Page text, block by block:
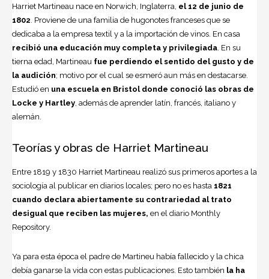
Harriet Martineau nace en Norwich, Inglaterra, el 12 de junio de
1802. Proviene de una familia de hugonotes franceses que se
dedicaba a la empresa textil y a la importación de vinos. En casa
recibió una educación muy completa y privilegiada. En su
tierna edad, Martineau fue perdiendo el sentido del gusto y de
la audición; motivo por el cual se esmeró aun más en destacarse.
Estudió en una escuela en Bristol donde conoció las obras de
Locke y Hartley, además de aprender latín, francés, italiano y
alemán.
Teorías y obras de Harriet Martineau
Entre 1819 y 1830 Harriet Martineau realizó sus primeros aportes a la
sociología al publicar en diarios locales; pero no es hasta 1821
cuando declara abiertamente su contrariedad al trato
desigual que reciben las mujeres, en el diario Monthly
Repository.
Ya para esta época el padre de Martineu había fallecido y la chica
debía ganarse la vida con estas publicaciones. Esto también la ha